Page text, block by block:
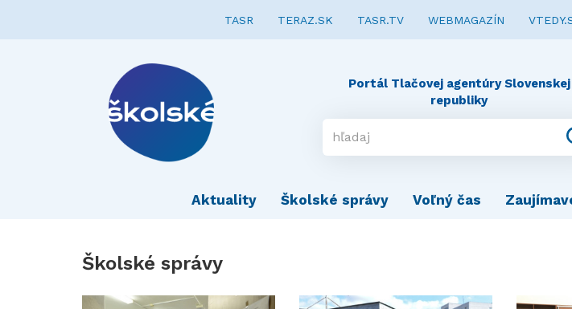
TASR TERAZ.SK TASR.TV WEBMAGAZÍN
Portál Tlačovej agentúry Slovenskej
republiky
Aktuality Školské správy Voľný čas
Školské správy